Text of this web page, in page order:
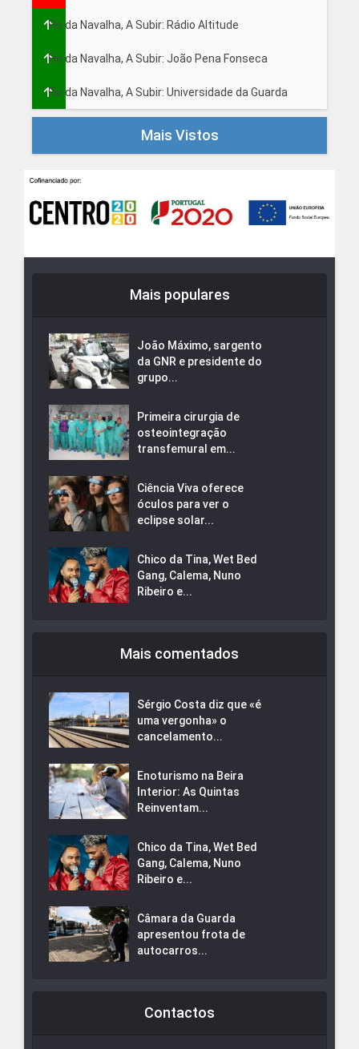
Fio da Navalha, A Subir: Rádio Altitude
Fio da Navalha, A Subir: João Pena Fonseca
Fio da Navalha, A Subir: Universidade da Guarda
Mais Vistos
Mais populares
João Máximo, sargento
da GNR e presidente do
grupo...
Primeira cirurgia de
osteointegração
transfemural em...
Ciência Viva oferece
óculos para ver o
eclipse solar...
Chico da Tina, Wet Bed
Gang, Calema, Nuno
Ribeiro e...
Mais comentados
Sérgio Costa diz que «é
uma vergonha» o
cancelamento...
Enoturismo na Beira
Interior: As Quintas
Reinventam...
Chico da Tina, Wet Bed
Gang, Calema, Nuno
Ribeiro e...
Câmara da Guarda
apresentou frota de
autocarros...
Contactos